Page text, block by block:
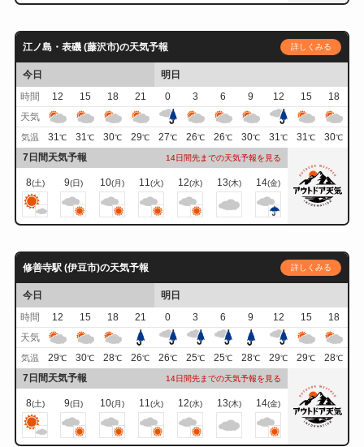
江ノ島・表磯 (藤沢市)の天気予報 詳しくみる
今日
明日
時間
12 15 18 21 0 3 6 9 12 15
18
天気
気温 31℃ 31℃ 30℃ 29℃ 27℃ 26℃ 26℃ 30℃ 31℃ 31℃ 30℃
7日間天気予報 14日間先までの天気予報を見る
8(土) 9(日) 10(月) 11(火) 12(水) 13(木) 14(金)
修善寺駅 (伊豆市)の天気予報 詳しくみる
今日
明日
時間
12 15 18 21 0 3 6 9 12 15
18
天気
気温 29℃ 30℃ 28℃ 26℃ 26℃ 25℃ 25℃ 28℃ 29℃ 29℃ 28℃
7日間天気予報 14日間先までの天気予報を見る
8(土) 9(日) 10(月) 11(火) 12(水) 13(木) 14(金)